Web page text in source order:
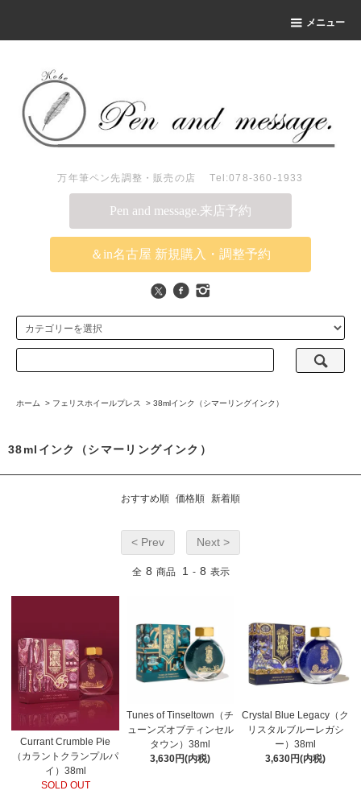
メニュー
万年筆ペン先調整・販売の店 Tel:078-360-1933
Pen and message.来店予約
＆in名古屋 新規購入・調整予約
ホーム > フェリスホイールプレス > 38mlインク（シマーリングインク）
38mlインク（シマーリングインク）
おすすめ順 価格順 新着順
< Prev Next >
全 8 商品 1 - 8 表示
Currant Crumble Pie
（カラントクランプルパ
イ）38ml
SOLD OUT
Tunes of Tinseltown（チ
ューンズオブティンセル
タウン）38ml
3,630円(内税)
Crystal Blue Legacy（ク
リスタルブルーレガシ
ー）38ml
3,630円(内税)